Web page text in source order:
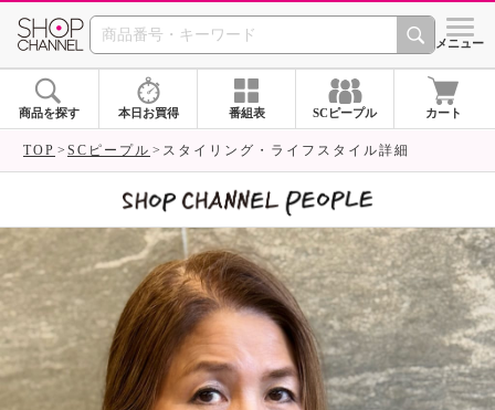
SHOP CHANNEL シメニュー
商品を探す 本日お買得 番組表 SCピープル カート
TOP SCピープル スタイリング・ライフスタイル詳細